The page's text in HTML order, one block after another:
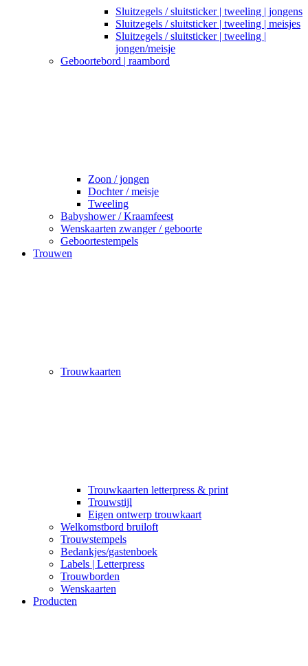
Sluitzegels / sluitsticker | tweeling | jongens
Sluitzegels / sluitsticker | tweeling | meisjes
Sluitzegels / sluitsticker | tweeling |
jongen/meisje
Geboortebord | raambord
Zoon / jongen
Dochter / meisje
Tweeling
Babyshower / Kraamfeest
Wenskaarten zwanger / geboorte
Geboortestempels
Trouwen
Trouwkaarten
Trouwkaarten letterpress & print
Trouwstijl
Eigen ontwerp trouwkaart
Welkomstbord bruiloft
Trouwstempels
Bedankjes/gastenboek
Labels | Letterpress
Trouwborden
Wenskaarten
Producten